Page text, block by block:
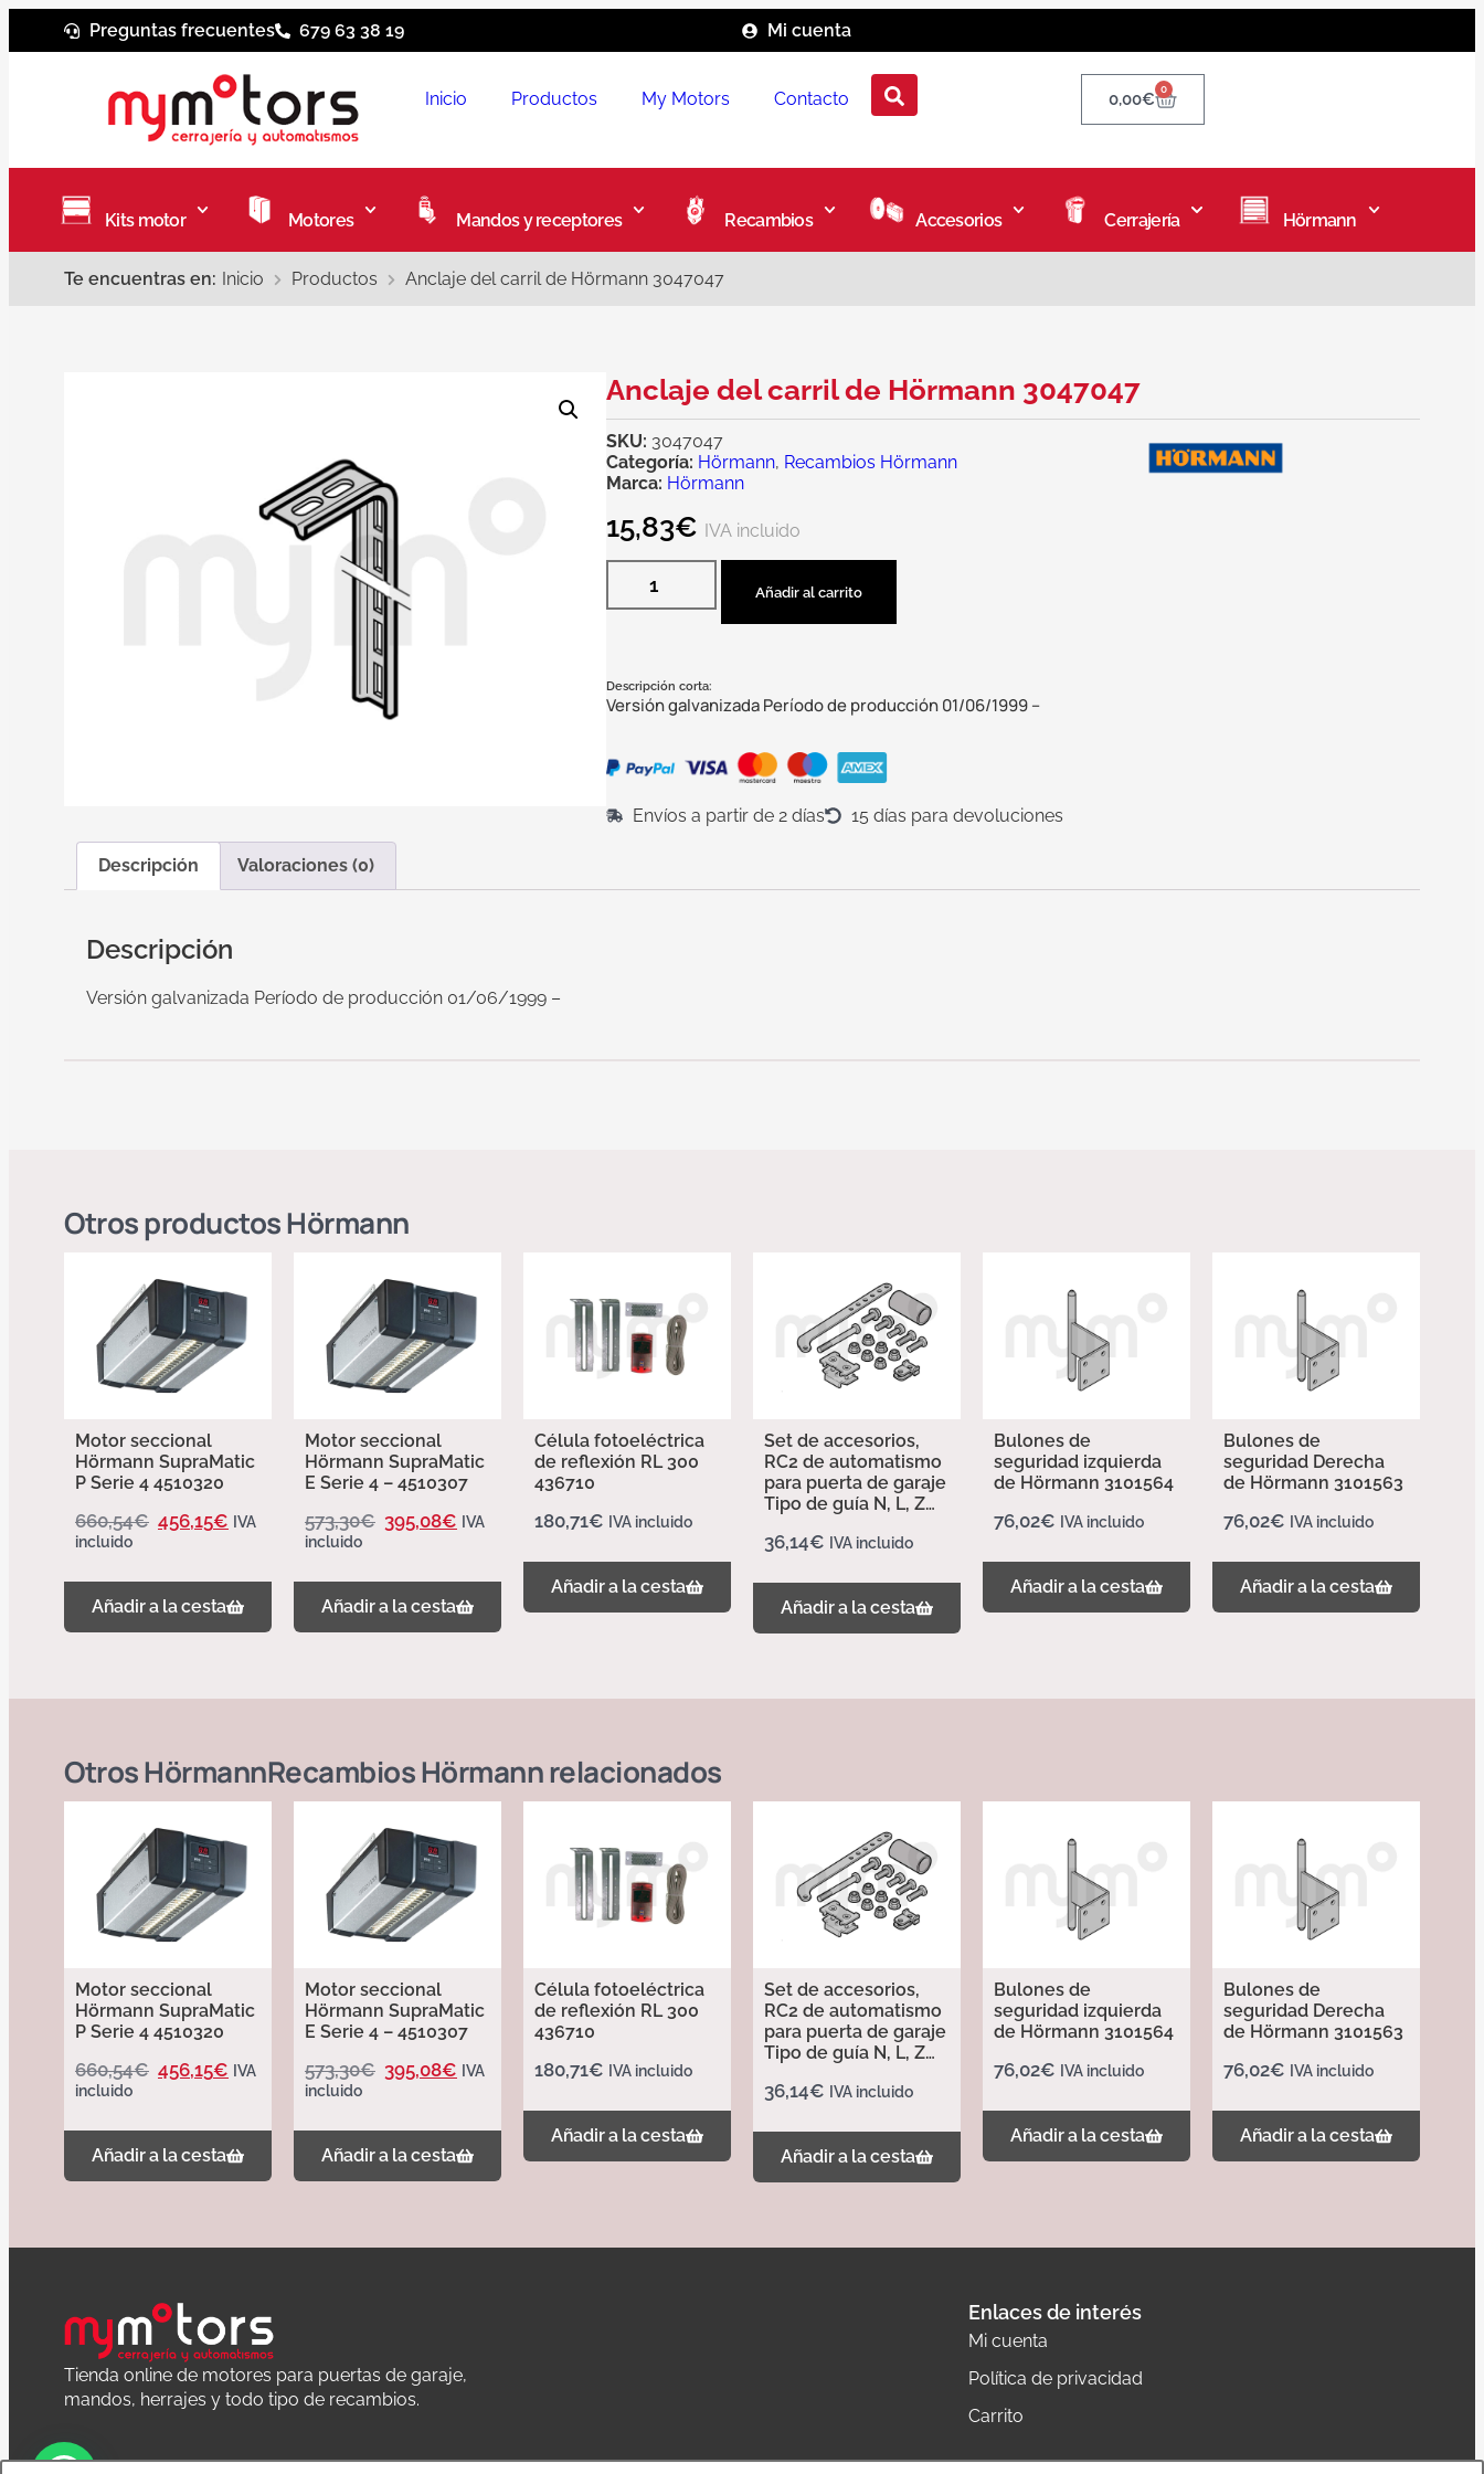
Preguntas frecuentes 679 63 38 19 Mi cuenta
Inicio Productos My Motors Contacto 0,00€ 0
Kits motor Motores Mandos y receptores Recambios Accesorios Cerrajería Hörmann
Te encuentras en: Inicio Productos Anclaje del carril de Hörmann 3047047
Anclaje del carril de Hörmann 3047047
SKU: 3047047
Categoría: Hörmann, Recambios Hörmann
Marca: Hörmann
15,83€ IVA incluido
Añadir al carrito
Descripción corta:
Versión galvanizada Período de producción 01/06/1999 –
Envíos a partir de 2 días 15 días para devoluciones
Descripción Valoraciones (0)
Descripción
Versión galvanizada Período de producción 01/06/1999 –
Otros productosHörmann
Motor seccional
Hörmann SupraMatic
P Serie 4 4510320
660,54€ 456,15€ IVA
incluido
Añadir a la cesta
Motor seccional
Hörmann SupraMatic
E Serie 4 – 4510307
573,30€ 395,08€ IVA
incluido
Añadir a la cesta
Célula fotoeléctrica
de reflexión RL 300
436710
180,71€ IVA incluido
Añadir a la cesta
Set de accesorios,
RC2 de automatismo
para puerta de garaje
Tipo de guía N, L, Z
36,14€ IVA incluido
Añadir a la cesta
Bulones de
seguridad izquierda
de Hörmann 3101564
76,02€ IVA incluido
Añadir a la cesta
Bulones de
seguridad Derecha
de Hörmann 3101563
76,02€ IVA incluido
Añadir a la cesta
OtrosHörmannRecambios Hörmannrelacionados
Motor seccional
Hörmann SupraMatic
P Serie 4 4510320
660,54€ 456,15€ IVA
incluido
Añadir a la cesta
Motor seccional
Hörmann SupraMatic
E Serie 4 – 4510307
573,30€ 395,08€ IVA
incluido
Añadir a la cesta
Célula fotoeléctrica
de reflexión RL 300
436710
180,71€ IVA incluido
Añadir a la cesta
Set de accesorios,
RC2 de automatismo
para puerta de garaje
Tipo de guía N, L, Z
36,14€ IVA incluido
Añadir a la cesta
Bulones de
seguridad izquierda
de Hörmann 3101564
76,02€ IVA incluido
Añadir a la cesta
Bulones de
seguridad Derecha
de Hörmann 3101563
76,02€ IVA incluido
Añadir a la cesta
Tienda online de motores para puertas de garaje,
mandos, herrajes y todo tipo de recambios.
Enlaces de interés
Mi cuenta
Política de privacidad
Carrito